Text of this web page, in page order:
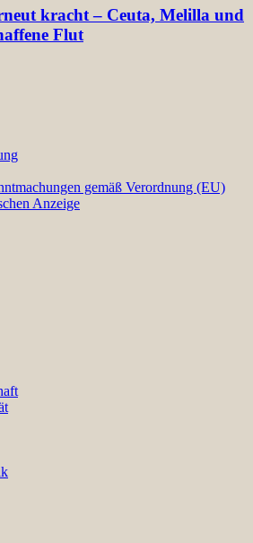
kracht – Ceuta, Melilla und
Flut
gemäß Verordnung (EU)
Anzeige